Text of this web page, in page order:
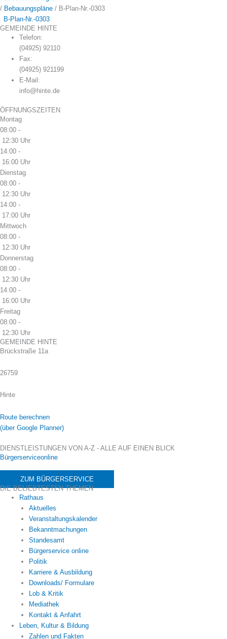
/ Bebauungspläne / B-Plan-Nr.-0303
B-Plan-Nr.-0303
GEMEINDE HINTE
Telefon:
(04925) 92110
Fax:
(04925) 921199
E-Mail:
info@hinte.de
ÖFFNUNGSZEITEN
Montag
08:00 -
12:30 Uhr
14:00 -
16:00 Uhr
Dienstag
08:00 -
12:30 Uhr
14:00 -
17:00 Uhr
Mittwoch
08:00 -
12:30 Uhr
Donnerstag
08:00 -
12:30 Uhr
14:00 -
16:00 Uhr
Freitag
08:00 -
12:30 Uhr
GEMEINDE HINTE
Brückstraße 11a
26759
Hinte
Route berechnen
(über Google Planner)
DIENSTLEISTUNGEN VON A-Z - ALLE AUF EINEN BLICK
Bürgerserviceonline
ZUM BÜRGERSERVICE
DIE BELIEBTESTEN THEMEN
Rathaus
Aktuelles
Veranstaltungskalender
Bekanntmachungen
Standesamt
Bürgerservice online
Politik
Karriere & Ausbildung
Downloads/ Formulare
Lob & Kritik
Mediathek
Kontakt & Anfahrt
Leben, Kultur & Bildung
Zahlen und Fakten